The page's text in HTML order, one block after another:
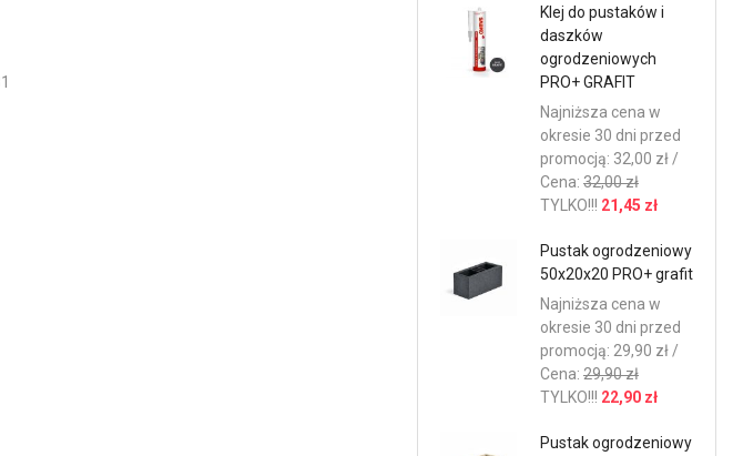
Klej do pustaków i
daszków
ogrodzeniowych
PRO+ GRAFIT
Najniższa cena w
okresie 30 dni przed
promocją: 32,00 zł /
Cena: 32,00 zł
TYLKO!!! 21,45 zł
Pustak ogrodzeniowy
50x20x20 PRO+ grafit
Najniższa cena w
okresie 30 dni przed
promocją: 29,90 zł /
Cena: 29,90 zł
TYLKO!!! 22,90 zł
Pustak ogrodzeniowy